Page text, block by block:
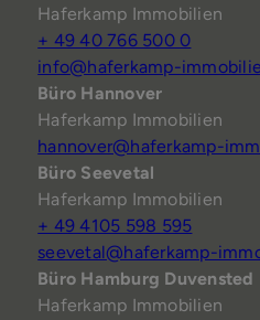
Haferkamp Immobilien
+ 49 40 766 500 0
info@haferkamp-
Büro Hannover
Haferkamp Immobilien
hannover@haferkamp-
Büro Seevetal
Haferkamp Immobilien
+ 49 4105 598 595
seevetal@haferkamp-
Büro Hamburg Duvensted
Haferkamp Immobilien